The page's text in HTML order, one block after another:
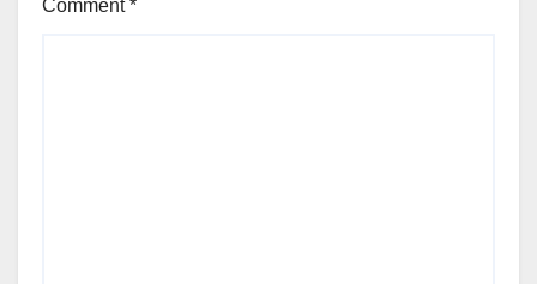
Comment*